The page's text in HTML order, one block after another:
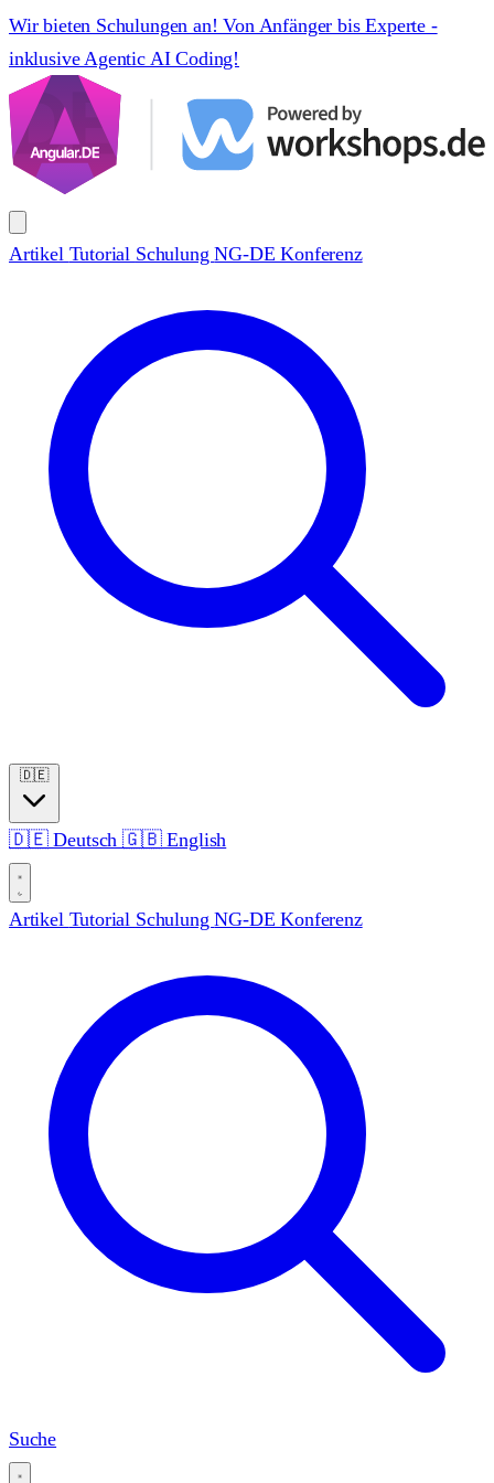
Wir bieten Schulungen an! Von Anfänger bis Experte -
inklusive Agentic AI Coding!
Artikel Tutorial SchulungNG-DE Konferenz
🇩🇪
🇩🇪Deutsch🇬🇧English
Artikel Tutorial SchulungNG-DE Konferenz
Suche